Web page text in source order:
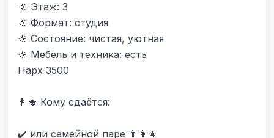
🔆 Этаж: 3
🔆 Формат: студия
🔆 Состояние: чистая, уютная
🔆 Мебель и техника: есть
Нарх 3500
👩‍🎓 Кому сдаётся:
✔️ или семейной паре 👨‍👩‍👧